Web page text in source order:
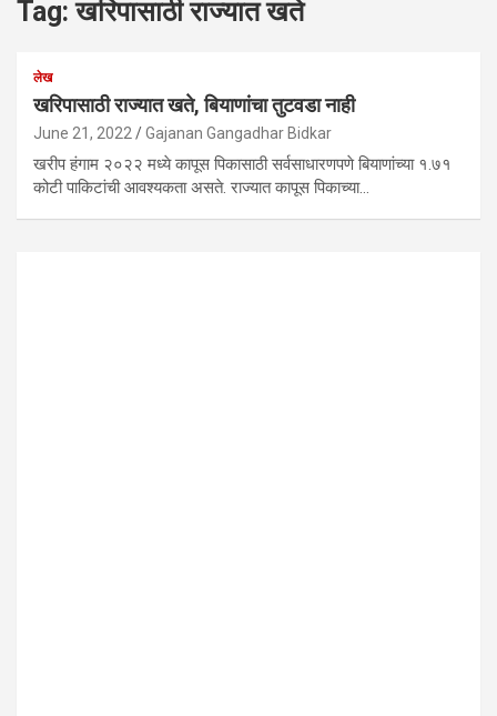
Tag:खरिपासाठी राज्यात खते
लेख
खरिपासाठी राज्यात खते, बियाणांचा तुटवडा नाही
June 21, 2022 Gajanan Gangadhar Bidkar
खरीप हंगाम २०२२ मध्ये कापूस पिकासाठी सर्वसाधारणपणे बियाणांच्या १.७१
कोटी पाकिटांची आवश्यकता असते. राज्यात कापूस पिकाच्या…